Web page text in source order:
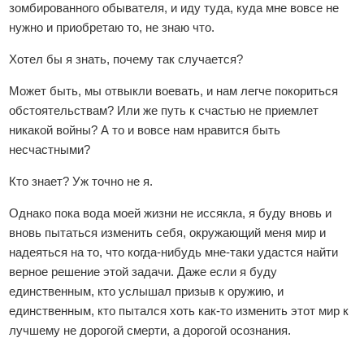
зомбированного обывателя, и иду туда, куда мне вовсе не
нужно и приобретаю то, не знаю что.
Хотел бы я знать, почему так случается?
Может быть, мы отвыкли воевать, и нам легче покориться
обстоятельствам? Или же путь к счастью не приемлет
никакой войны? А то и вовсе нам нравится быть
несчастными?
Кто знает? Уж точно не я.
Однако пока вода моей жизни не иссякла, я буду вновь и
вновь пытаться изменить себя, окружающий меня мир и
надеяться на то, что когда-нибудь мне-таки удастся найти
верное решение этой задачи. Даже если я буду
единственным, кто услышал призыв к оружию, и
единственным, кто пытался хоть как-то изменить этот мир к
лучшему не дорогой смерти, а дорогой осознания.